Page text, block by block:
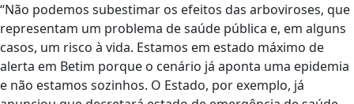
“Não podemos subestimar os efeitos das arboviroses, que
representam um problema de saúde pública e, em alguns
casos, um risco à vida. Estamos em estado máximo de
alerta em Betim porque o cenário já aponta uma epidemia
e não estamos sozinhos. O Estado, por exemplo, já